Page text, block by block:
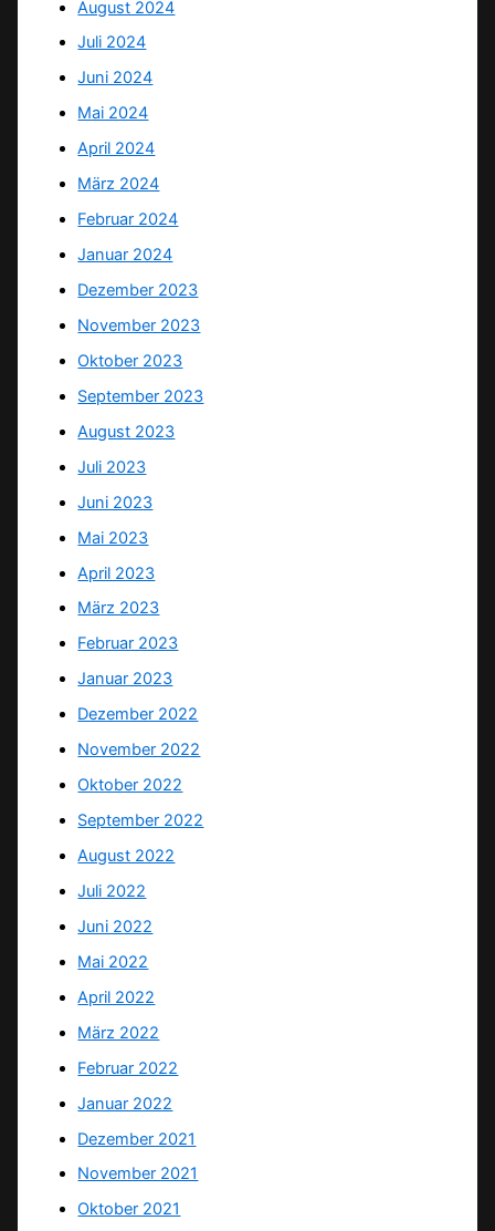
August 2024
Juli 2024
Juni 2024
Mai 2024
April 2024
März 2024
Februar 2024
Januar 2024
Dezember 2023
November 2023
Oktober 2023
September 2023
August 2023
Juli 2023
Juni 2023
Mai 2023
April 2023
März 2023
Februar 2023
Januar 2023
Dezember 2022
November 2022
Oktober 2022
September 2022
August 2022
Juli 2022
Juni 2022
Mai 2022
April 2022
März 2022
Februar 2022
Januar 2022
Dezember 2021
November 2021
Oktober 2021